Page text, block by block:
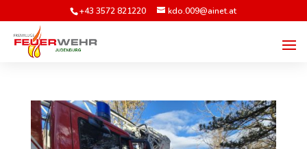
+43 3572 821220 kdo.009@ainet.at